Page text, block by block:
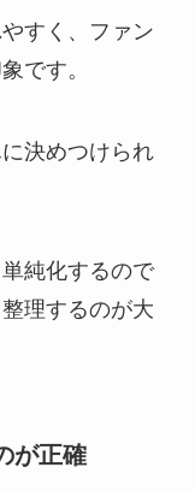
すく、ファン
です。
決めつけられ
純化するので
理するのが大
が正確